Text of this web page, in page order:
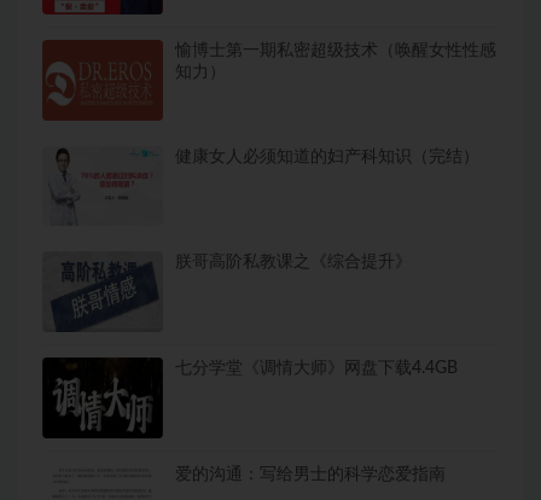
愉博士第一期私密超级技术（唤醒女性性感
知力）
健康女人必须知道的妇产科知识（完结）
朕哥高阶私教课之《综合提升》
七分学堂《调情大师》网盘下载4.4GB
爱的沟通：写给男士的科学恋爱指南